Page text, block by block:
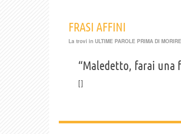
FRASI AFFINI
La trovi in ULTIME PAROLE PRIMA DI MORIRE
“Maledetto, farai una